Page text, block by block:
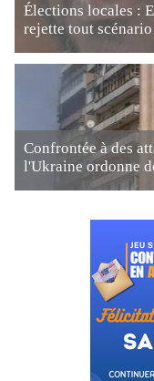
Élections locales :
rejette tout
Confrontée à des
l'Ukraine ordonne